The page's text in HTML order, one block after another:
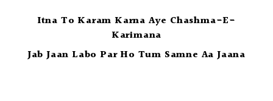
Itna To Karam Karna Aye Chashma-E-
Karimana
Jab Jaan Labo Par Ho Tum Samne Aa Jaana